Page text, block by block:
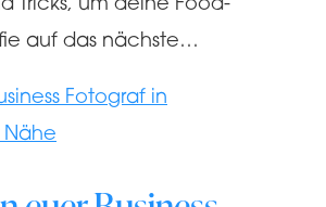
Tricks, um deine Food-
auf das nächste…